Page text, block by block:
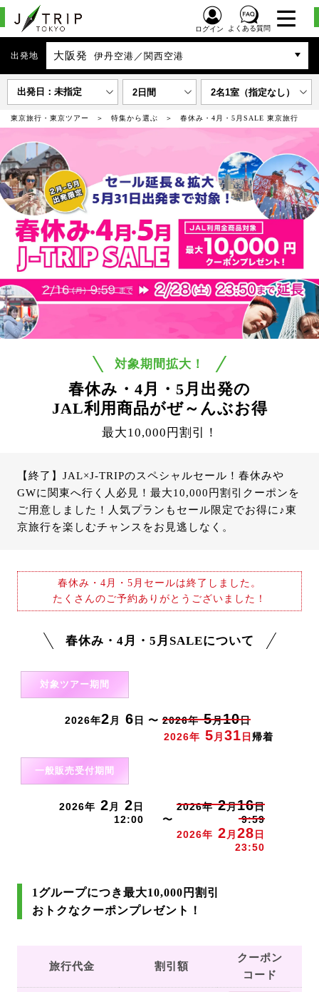
ログイン よくある質問
出発地 大阪発 伊丹空港／関西空港
出発日：未指定 2日間 2名1室（指定なし）
東京旅行・東京ツアー 特集から選ぶ 春休み・4月・5月SALE 東京旅行
対象期間拡大！
春休み・4月・5月出発の
JAL利用商品がぜ～んぶお得
最大10,000円割引！
【終了】JAL×J-TRIPのスペシャルセール！春休みや
GWに関東へ行く人必見！最大10,000円割引クーポンを
ご用意しました！人気プランもセール限定でお得に♪東
京旅行を楽しむチャンスをお見逃しなく。
春休み・4月・5月セールは終了しました。
たくさんのご予約ありがとうございました！
春休み・4月・5月SALEについて
対象ツアー期間
2026年2 月 6 日 〜 2026年5月10日
2026年 5 月 31 日 帰着
一般販売受付期間
2026年 2 月 2 日
12:00
〜
2026年2月16日
9:59
2026年 2 月 28 日
23:50
1グループにつき最大10,000円割引
おトクなクーポンプレゼント！
旅行代金 割引額
クーポン
コード